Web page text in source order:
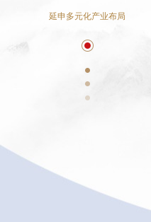
延申多元化产业布局